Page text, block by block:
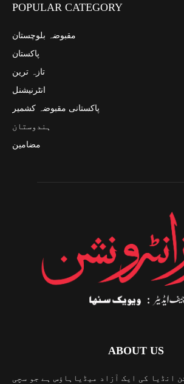
POPULAR CATEGORY
مقبوضہ بلوچستان
پاکستان
تازہ ترین
انٹرنیشنل
پاکستانی مقبوضہ کشمیر
ہندوستان
مضامین
ABOUT US
انڈیا کی ایک آزاد میڈیاہاؤس ہے جو سچی